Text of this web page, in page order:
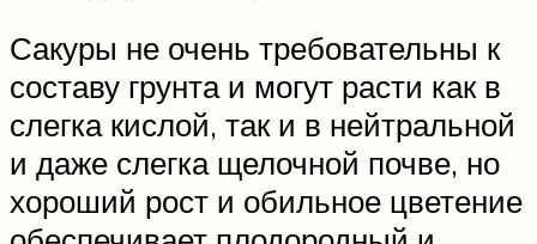
Сакуры не очень требовательны к
составу грунта и могут расти как в
слегка кислой, так и в нейтральной
и даже слегка щелочной почве, но
хороший рост и обильное цветение